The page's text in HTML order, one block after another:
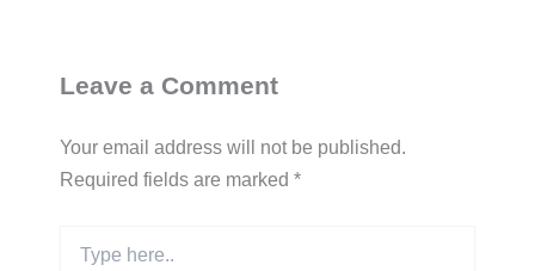
Leave a Comment
Your email address will not be published.
Required fields are marked *
here..